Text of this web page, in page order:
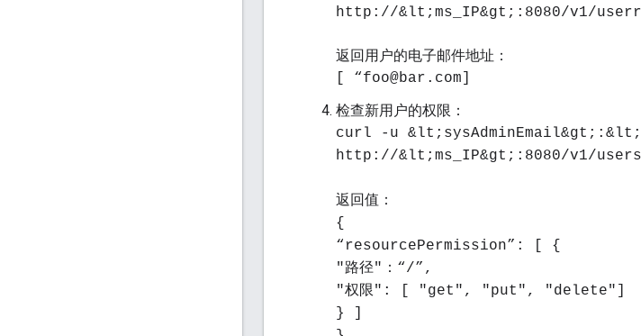
http://&lt;ms_IP&gt;:8080/v1/
返回用户的电子邮件地址：
[ “foo@bar.com]
检查新用户的权限：
curl -u
http://&lt;ms_IP&gt;:8080/v1/
返回值 ：
{
“resourcePermission”: [ {
"路径"：“/”,
"权限": [ "get", "put", "delete"]
} ]